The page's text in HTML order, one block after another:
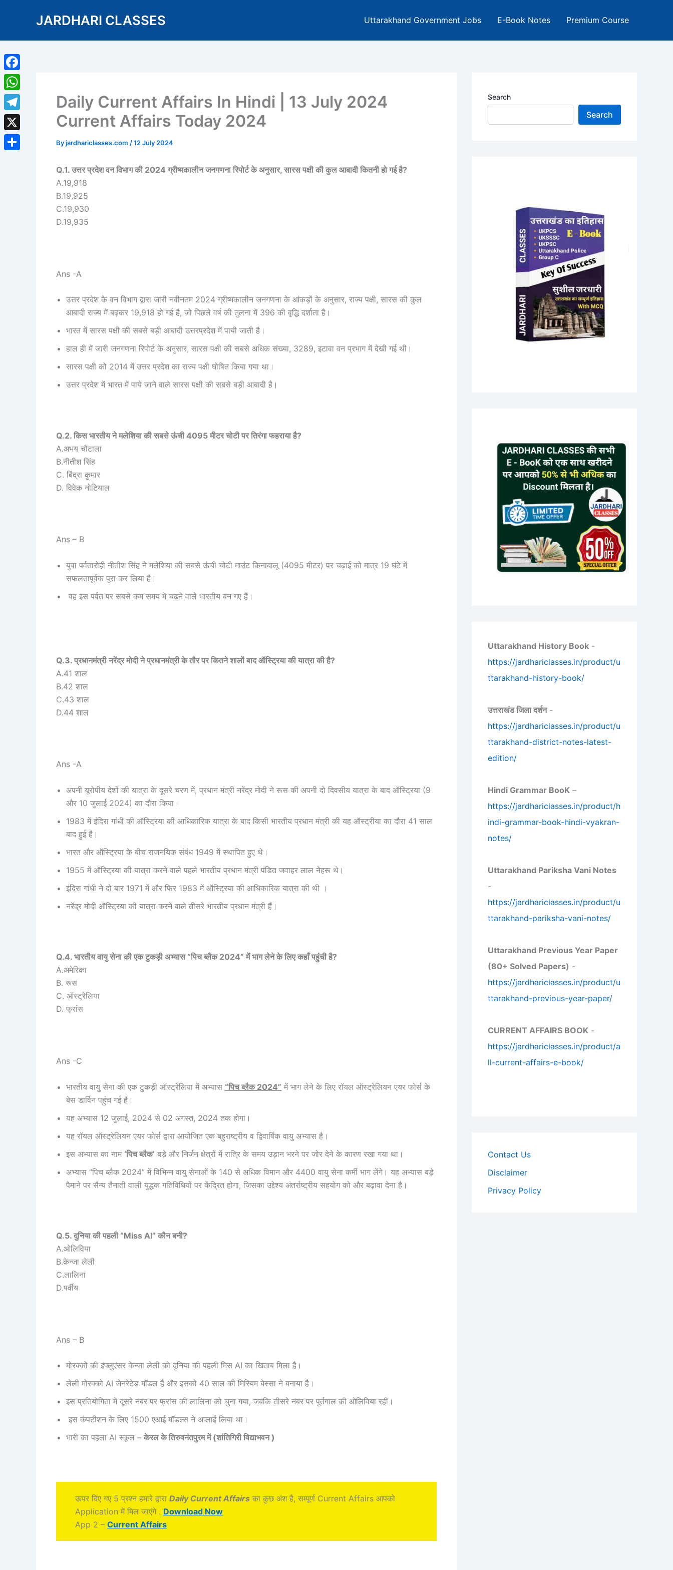
JARDHARI CLASSES Uttarakhand Government Jobs E-Book Notes Premium Course
Daily Current Affairs In Hindi | 13 July 2024
Current Affairs Today 2024
Byjardhariclasses.com /12 July 2024
Q.1. उत्तर प्रदेश वन विभाग की 2024 ग्रीष्मकालीन जनगणना रिपोर्ट के अनुसार, सारस पक्षी की कुल आबादी कितनी हो गई है?
A.19,918
B.19,925
C.19,930
D.19,935
Ans -A
उत्तर प्रदेश के वन विभाग द्वारा जारी नवीनतम 2024 ग्रीष्मकालीन जनगणना के आंकड़ों के अनुसार, राज्य पक्षी, सारस की कुल
आबादी राज्य में बढ़कर 19,918 हो गई है, जो पिछले वर्ष की तुलना में 396 की वृद्धि दर्शाता है।
भारत में सारस पक्षी की सबसे बड़ी आबादी उत्तरप्रदेश में पायी जाती है।
हाल ही में जारी जनगणना रिपोर्ट के अनुसार, सारस पक्षी की सबसे अधिक संख्या, 3289, इटावा वन प्रभाग में देखी गई थी।
सारस पक्षी को 2014 में उत्तर प्रदेश का राज्य पक्षी घोषित किया गया था।
उत्तर प्रदेश में भारत में पाये जाने वाले सारस पक्षी की सबसे बड़ी आबादी है।
Q.2. किस भारतीय ने मलेशिया की सबसे ऊंची 4095 मीटर चोटी पर तिरंगा फहराया है?
A.अभय चौटाला
B.नीतीश सिंह
C. बिंद्रा कुमार
D. विवेक नोटियाल
Ans – B
युवा पर्वतारोही नीतीश सिंह ने मलेशिया की सबसे ऊंची चोटी माउंट किनाबालू (4095 मीटर) पर चढ़ाई को मात्र 19 घंटे में
सफलतापूर्वक पूरा कर लिया है।
वह इस पर्वत पर सबसे कम समय में चढ़ने वाले भारतीय बन गए हैं।
Q.3. प्रधानमंत्री नरेंद्र मोदी ने प्रधानमंत्री के तौर पर कितने शालों बाद ऑस्ट्रिया की यात्रा की है?
A.41 शाल
B.42 शाल
C.43 शाल
D.44 शाल
Ans -A
अपनी यूरोपीय देशों की यात्रा के दूसरे चरण में, प्रधान मंत्री नरेंद्र मोदी ने रूस की अपनी दो दिवसीय यात्रा के बाद ऑस्ट्रिया (9
और 10 जुलाई 2024) का दौरा किया।
1983 में इंदिरा गांधी की ऑस्ट्रिया की आधिकारिक यात्रा के बाद किसी भारतीय प्रधान मंत्री की यह ऑस्ट्रीया का दौरा 41 साल
बाद हुई है।
भारत और ऑस्ट्रिया के बीच राजनयिक संबंध 1949 में स्थापित हुए थे।
1955 में ऑस्ट्रिया की यात्रा करने वाले पहले भारतीय प्रधान मंत्री पंडित जवाहर लाल नेहरू थे।
इंदिरा गांधी ने दो बार 1971 में और फिर 1983 में ऑस्ट्रिया की आधिकारिक यात्रा की थी ।
नरेंद्र मोदी ऑस्ट्रिया की यात्रा करने वाले तीसरे भारतीय प्रधान मंत्री हैं।
Q.4. भारतीय वायु सेना की एक टुकड़ी अभ्यास “पिच ब्लैक 2024” में भाग लेने के लिए कहाँ पहुंची है?
A.अमेरिका
B. रूस
C. ऑस्ट्रेलिया
D. फ्रांस
Ans -C
भारतीय वायु सेना की एक टुकड़ी ऑस्ट्रेलिया में अभ्यास “पिच ब्लैक 2024” में भाग लेने के लिए रॉयल ऑस्ट्रेलियन एयर फोर्स के
बेस डार्विन पहुंच गई है।
यह अभ्यास 12 जुलाई, 2024 से 02 अगस्त, 2024 तक होगा।
यह रॉयल ऑस्ट्रेलियन एयर फोर्स द्वारा आयोजित एक बहुराष्ट्रीय व द्विवार्षिक वायु अभ्यास है।
इस अभ्यास का नाम ‘पिच ब्लैक’ बड़े और निर्जन क्षेत्रों में रात्रि के समय उड़ान भरने पर जोर देने के कारण रखा गया था।
अभ्यास “पिच ब्लैक 2024” में विभिन्न वायु सेनाओं के 140 से अधिक विमान और 4400 वायु सेना कर्मी भाग लेंगे। यह अभ्यास बड़े
पैमाने पर सैन्य तैनाती वाली युद्धक गतिविधियों पर केंद्रित होगा, जिसका उद्देश्य अंतर्राष्ट्रीय सहयोग को और बढ़ावा देना है।
Q.5. दुनिया की पहली “Miss AI” कौन बनी?
A.ओलिविया
B.केन्जा लेली
C.लालिना
D.पर्वीय
Ans – B
मोरक्को की इंफ्लुएंसर केन्जा लेली को दुनिया की पहली मिस AI का खिताब मिला है।
लेली मोरक्को AI जेनरेटेड मॉडल है और इसको 40 साल की मिरियम बेस्सा ने बनाया है।
इस प्रतियोगिता में दूसरे नंबर पर फ्रांस की लालिना को चुना गया, जबकि तीसरे नंबर पर पुर्तगाल की ओलिविया रहीं।
इस कंपटीशन के लिए 1500 एआई मॉडल्स ने अप्लाई लिया था।
भारी का पहला AI स्कूल – केरल के तिरुवनंतपुरम में (शांतिगिरी विद्याभवन )
ऊपर दिए गए 5 प्रश्न हमारे द्वारा Daily Current Affairs का कुछ अंश है, सम्पूर्ण Current Affairs आपको
Application में मिल जाएंगे . Download Now
App 2 – Current Affairs
Search
Search
Uttarakhand History Book -
https://jardhariclasses.in/product/u
ttarakhand-history-book/
उत्तराखंड जिला दर्शन-
https://jardhariclasses.in/product/u
ttarakhand-district-notes-latest-
edition/
Hindi Grammar BooK –
https://jardhariclasses.in/product/h
indi-grammar-book-hindi-vyakran-
notes/
Uttarakhand Pariksha Vani Notes
-
https://jardhariclasses.in/product/u
ttarakhand-pariksha-vani-notes/
Uttarakhand Previous Year Paper
(80+ Solved Papers) -
https://jardhariclasses.in/product/u
ttarakhand-previous-year-paper/
CURRENT AFFAIRS BOOK -
https://jardhariclasses.in/product/a
ll-current-affairs-e-book/
Contact Us
Disclaimer
Privacy Policy
Facebook
WhatsApp
Telegram
X